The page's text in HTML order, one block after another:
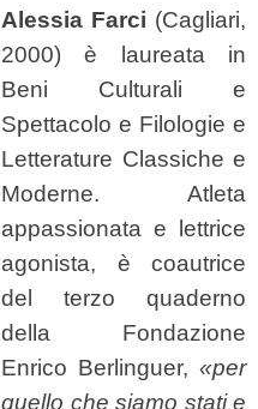
Alessia Farci (Cagliari,
2000) è laureata in
Beni Culturali e
Spettacolo e Filologie e
Letterature Classiche e
Moderne. Atleta
appassionata e lettrice
agonista, è coautrice
del terzo quaderno
della Fondazione
Enrico Berlinguer, «per
quello che siamo stati e